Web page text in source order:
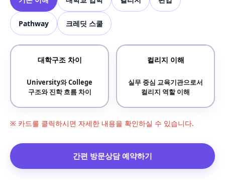
Pathway 크레딧 스쿨
대학구조 차이
University와 College
구조와 진학 흐름 차이
컬리지 이해
실무 중심 교육기관으로서
컬리지 역할 이해
※ 카드를 클릭하시면 자세한 내용을 확인하실 수 있습니다.
간편 방문상담 예약하기